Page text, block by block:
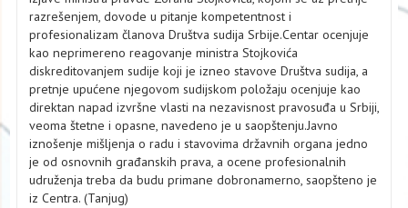
razrešenjem, dovode u pitanje kompetentnost i
profesionalizam članova Društva sudija Srbije.Centar ocenjuje
kao neprimereno reagovanje ministra Stojkovića
diskreditovanjem sudije koji je izneo stavove Društva sudija, a
pretnje upućene njegovom sudijskom položaju ocenjuje kao
direktan napad izvršne vlasti na nezavisnost pravosuđa u Srbiji,
veoma štetne i opasne, navedeno je u saopštenju.Javno
iznošenje mišljenja o radu i stavovima državnih organa jedno
je od osnovnih građanskih prava, a ocene profesionalnih
udruženja treba da budu primane dobronamerno, saopšteno je
iz Centra. (Tanjug)